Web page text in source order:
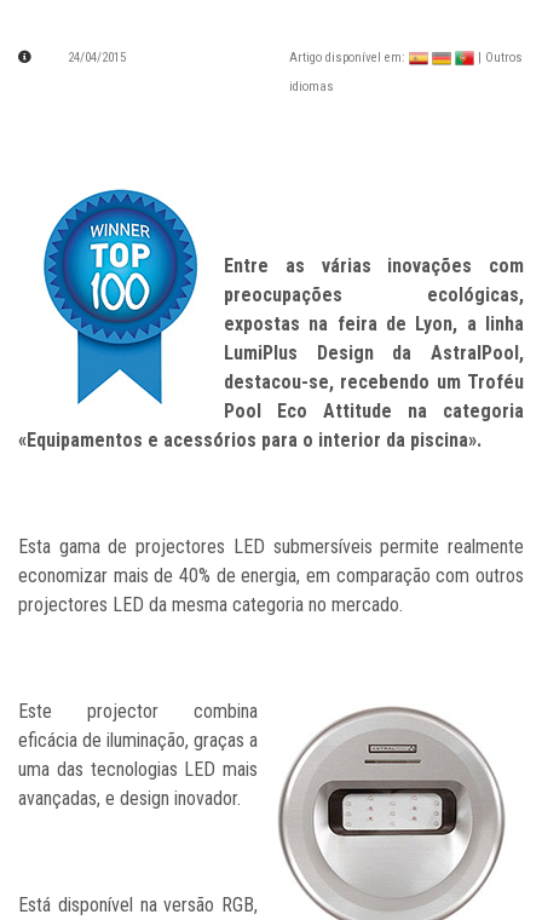
24/04/2015 Artigo disponível em:
| Outros
idiomas
Entre as várias inovações com
preocupações ecológicas,
expostas na feira de Lyon, a linha
LumiPlus Design da AstralPool,
destacou-se, recebendo um Troféu
Pool Eco Attitude na categoria
«Equipamentos e acessórios para o interior da piscina».
Esta gama de projectores LED submersíveis permite realmente
economizar mais de 40% de energia, em comparação com outros
projectores LED da mesma categoria no mercado.
Este projector combina
eficácia de iluminação, graças a
uma das tecnologias LED mais
avançadas, e design inovador.
Está disponível na versão RGB,